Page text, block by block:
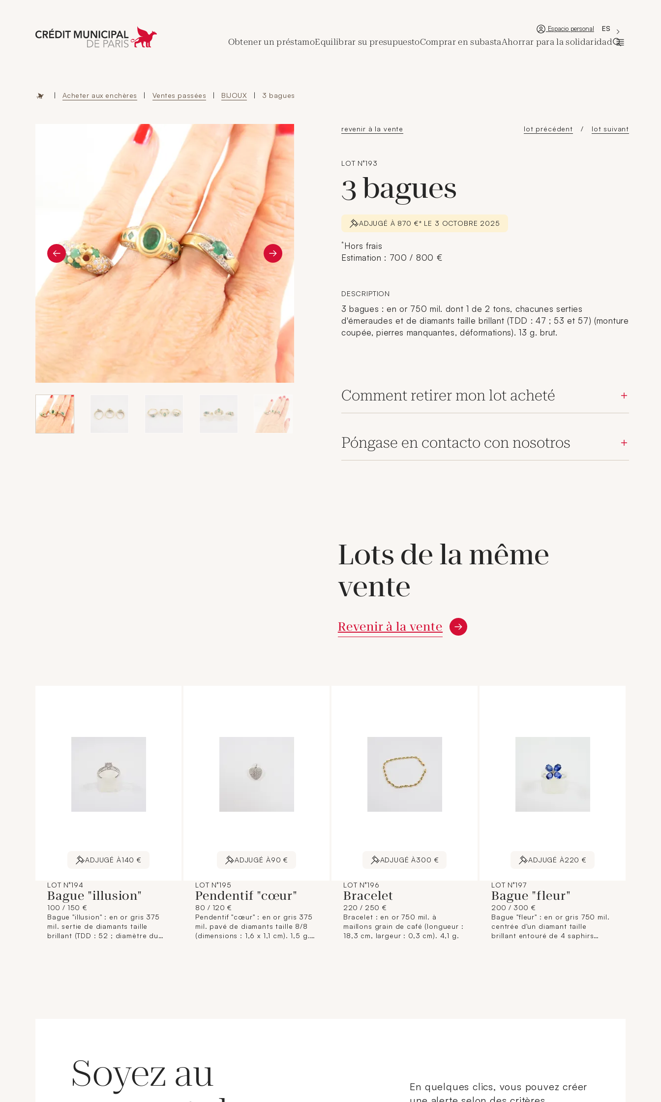
Aller à l'accueil de Crédit Municipal de Paris Nueva ventana
Espacio personal 'Choisir une
La langue
ES
Obtener un préstamoEquilibrar su presupuestoComprar en subastaAhorrar para la solidaridad
| Acheter aux enchères | Ventes passées | BIJOUX | 3 bagues
revenir à la vente lot précédent lot suivant
LOT N°193
3 bagues
ADJUGÉ À 870 €* LE 3 OCTOBRE 2025
*Hors frais
Estimation : 700 / 800 €
DESCRIPTION
3 bagues : en or 750 mil. dont 1 de 2 tons, chacunes serties
d'émeraudes et de diamants taille brillant (TDD : 47 ; 53 et 57) (monture
coupée, pierres manquantes, déformations). 13 g. brut.
Comment retirer mon lot acheté
Póngase en contacto con nosotros
Lots de la même
vente
Revenir à la vente
ADJUGÉ À140 €
LOT N°194
Bague "illusion"
100 / 150 €
Bague "illusion" : en or gris 375
mil. sertie de diamants taille
brillant (TDD : 52 ; diamètre du
ADJUGÉ À90 €
LOT N°195
Pendentif "cœur"
80 / 120 €
Pendentif "cœur" : en or gris 375
mil. pavé de diamants taille 8/8
(dimensions : 1,6 x 1,1 cm). 1,5 g.
ADJUGÉ À300 €
LOT N°196
Bracelet
220 / 250 €
Bracelet : en or 750 mil. à
maillons grain de café (longueur :
18,3 cm, largeur : 0,3 cm). 4,1 g.
ADJUGÉ À220 €
LOT N°197
Bague "fleur"
200 / 300 €
Bague "fleur" : en or gris 750 mil.
centrée d'un diamant taille
brillant entouré de 4 saphirs
Soyez au
En quelques clics, vous pouvez créer